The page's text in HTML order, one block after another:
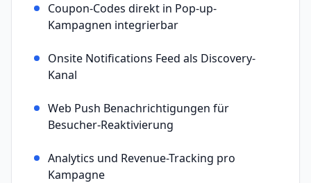
Coupon-Codes direkt in Pop-up-
Kampagnen integrierbar
Onsite Notifications Feed als Discovery-
Kanal
Web Push Benachrichtigungen für
Besucher-Reaktivierung
Analytics und Revenue-Tracking pro
Kampagne